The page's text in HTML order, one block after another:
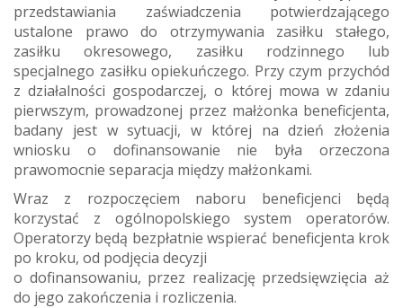
przedstawiania zaświadczenia potwierdzającego
ustalone prawo do otrzymywania zasiłku stałego,
zasiłku okresowego, zasiłku rodzinnego lub
specjalnego zasiłku opiekuńczego. Przy czym przychód
z działalności gospodarczej, o której mowa w zdaniu
pierwszym, prowadzonej przez małżonka beneficjenta,
badany jest w sytuacji, w której na dzień złożenia
wniosku o dofinansowanie nie była orzeczona
prawomocnie separacja między małżonkami.
Wraz z rozpoczęciem naboru beneficjenci będą
korzystać z ogólnopolskiego system operatorów.
Operatorzy będą bezpłatnie wspierać beneficjenta krok
po kroku, od podjęcia decyzji
o dofinansowaniu, przez realizację przedsięwzięcia aż
do jego zakończenia i rozliczenia.